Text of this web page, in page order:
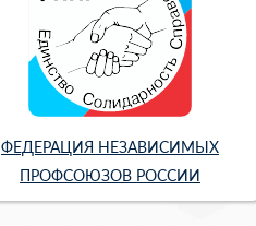
ФЕДЕРАЦИЯ НЕЗАВИСИМЫХ
ПРОФСОЮЗОВ РОССИИ